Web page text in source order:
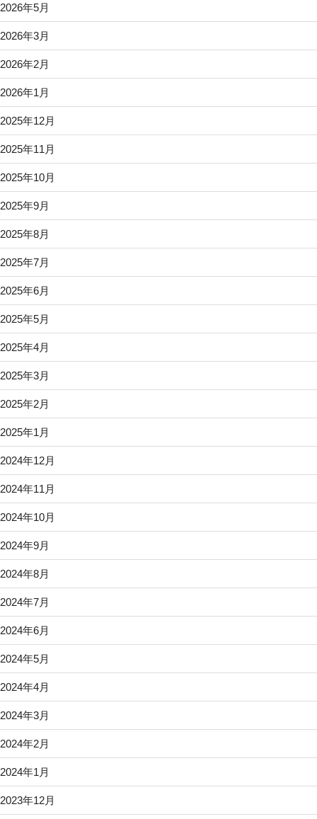
2026年5月
2026年3月
2026年2月
2026年1月
2025年12月
2025年11月
2025年10月
2025年9月
2025年8月
2025年7月
2025年6月
2025年5月
2025年4月
2025年3月
2025年2月
2025年1月
2024年12月
2024年11月
2024年10月
2024年9月
2024年8月
2024年7月
2024年6月
2024年5月
2024年4月
2024年3月
2024年2月
2024年1月
2023年12月